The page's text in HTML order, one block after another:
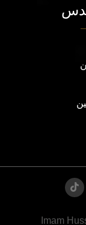
Imam